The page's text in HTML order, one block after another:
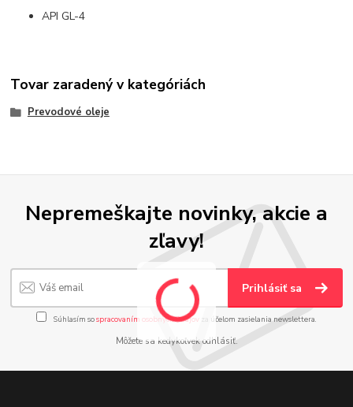
API GL-4
Tovar zaradený v kategóriách
Prevodové oleje
Nepremeškajte novinky, akcie a
zľavy!
Prihlásiť sa
Súhlasím sospracovaním osobných údajov za účelom zasielania newslettera.
Môžete sa kedykoľvek odhlásiť.